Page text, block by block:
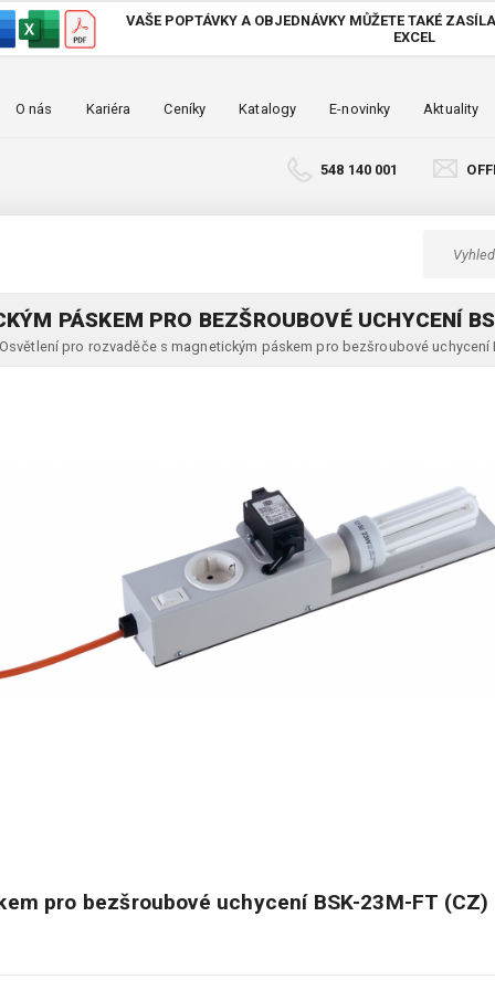
VAŠE POPTÁVKY A OBJEDNÁVKY MŮŽETE TAKÉ
EXCEL
O nás Kariéra Ceníky Katalogy E-novinky Aktuality
548 140 001
PÁSKEM PRO BEZŠROUBOVÉ UCHYCENÍ
Osvětlení pro rozvaděče s magnetickým páskem pro bezšroubové uchycení
pro bezšroubové uchycení BSK-23M-FT (CZ)